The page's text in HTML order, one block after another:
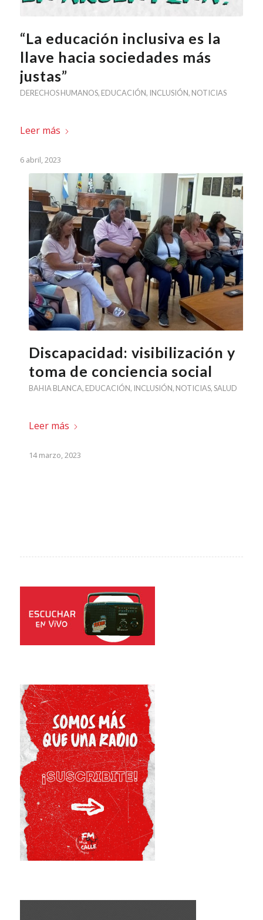
“La educación inclusiva es la
llave hacia sociedades más
justas”
DERECHOS HUMANOS, EDUCACIÓN, INCLUSIÓN, NOTICIAS
Leer más
6 abril, 2023
Discapacidad: visibilización y
toma de conciencia social
BAHIA BLANCA, EDUCACIÓN, INCLUSIÓN, NOTICIAS,SALUD
Leer más
14 marzo, 2023